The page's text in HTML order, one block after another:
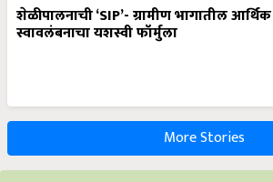
शेळीपालनाची ‘SIP’- ग्रामीण भागातील आर्थिक
स्वावलंबनाचा यशस्वी फॉर्मुला
More Stories